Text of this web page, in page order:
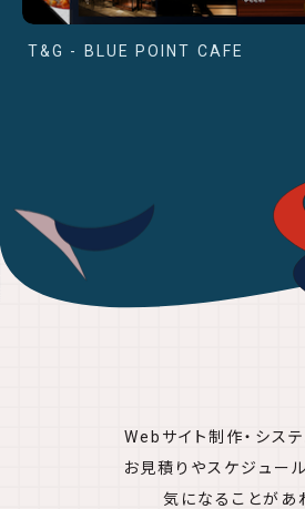
T&G - BLUE POINT CAFE
Webサイト制作・シス
お見積りやスケジュー
気になることがあ